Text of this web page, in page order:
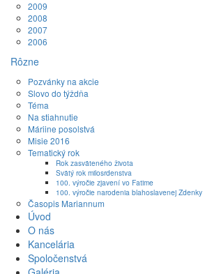
2009
2008
2007
2006
Rôzne
Pozvánky na akcie
Slovo do týždňa
Téma
Na stiahnutie
Máriine posolstvá
Misie 2016
Tematický rok
Rok zasväteného života
Svätý rok milosrdenstva
100. výročie zjavení vo Fatime
100. výročie narodenia blahoslavenej Zdenky
Časopis Mariannum
Úvod
O nás
Kancelária
Spoločenstvá